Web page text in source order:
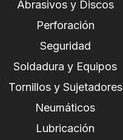
Abrasivos y Discos
Perforación
Seguridad
Soldadura y Equipos
Tornillos y Sujetadores
Neumáticos
Lubricación